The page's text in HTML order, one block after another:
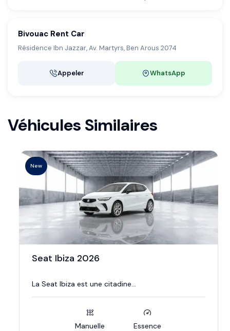
Bivouac Rent Car
Résidence Ibn Jazzar, Av. Martyrs, Ben Arous 2074
Appeler WhatsApp
Véhicules Similaires
New
Seat Ibiza 2026
La Seat Ibiza est une citadine...
Manuelle Essence